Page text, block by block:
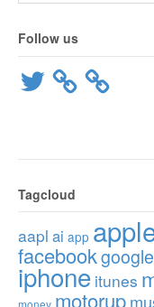
Follow us
Twitter
Tagcloud
aapl ai app
facebookgoogle
iphone itunes
money motorup